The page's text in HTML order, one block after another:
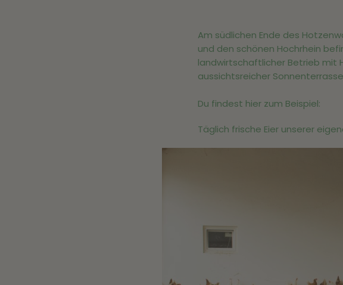
Am südlichen Ende des
und den schönen Hochrhein
landwirtschaftlicher Betrieb mit
aussichtsreicher
Du findest hier zum Beispiel:
Täglich frische Eier unserer